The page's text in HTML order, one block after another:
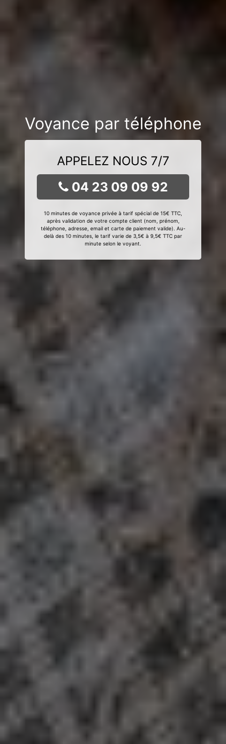
Voyance par téléphone
APPELEZ NOUS 7/7
04 23 09 09 92
10 minutes de voyance privée à tarif spécial de 15€ TTC,
après validation de votre compte client (nom, prénom,
téléphone, adresse, email et carte de paiement valide). Au-
delà des 10 minutes, le tarif varie de 3,5€ à 9,5€ TTC par
minute selon le voyant.